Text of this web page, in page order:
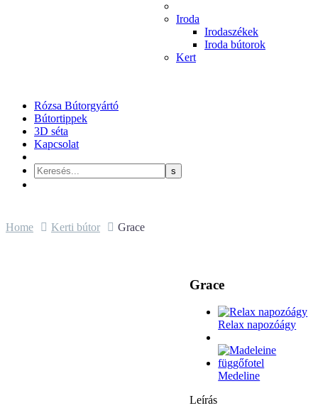
Iroda
Irodaszékek
Iroda bútorok
Kert
Rózsa Bútorgyártó
Bútortippek
3D séta
Kapcsolat
Home Kerti bútor Grace
Grace
Relax napozóágy
Medeline
Leírás